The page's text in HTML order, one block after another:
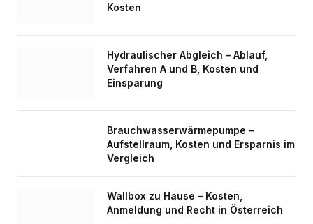
Kosten
Hydraulischer Abgleich – Ablauf,
Verfahren A und B, Kosten und
Einsparung
Brauchwasserwärmepumpe –
Aufstellraum, Kosten und Ersparnis im
Vergleich
Wallbox zu Hause – Kosten,
Anmeldung und Recht in Österreich